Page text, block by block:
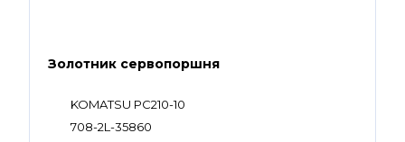
Золотник сервопоршня
KOMATSU PC210-10
708-2L-35860